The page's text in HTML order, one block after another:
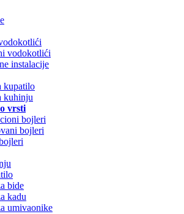
vodokotlići
instalacije
kupatilo
kuhinju
vrsti
bojleri
bojleri
bide
kadu
umivaonike